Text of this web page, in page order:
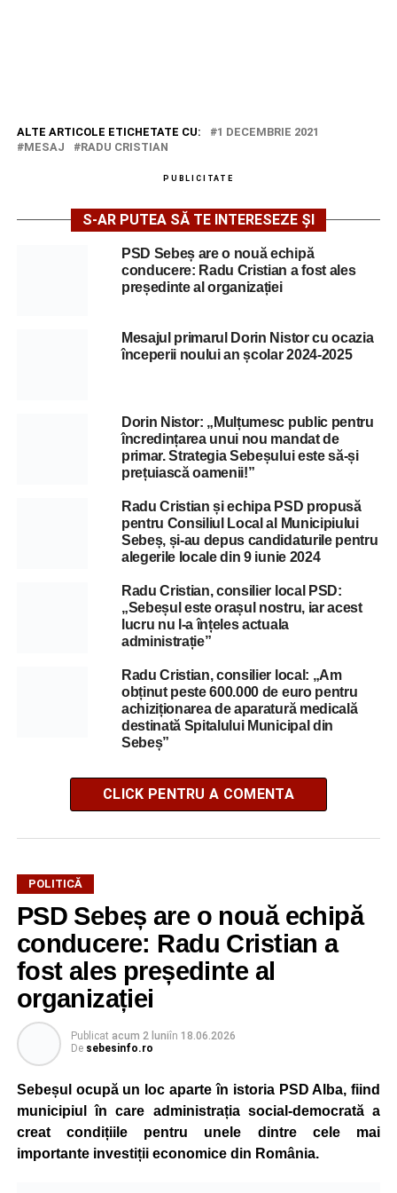
ALTE ARTICOLE ETICHETATE CU:
1 DECEMBRIE 2021
MESAJ
RADU CRISTIAN
PUBLICITATE
S-AR PUTEA SĂ TE INTERESEZE ȘI
PSD Sebeș are o nouă echipă
conducere: Radu Cristian a fost ales
președinte al organizației
Mesajul primarul Dorin Nistor cu ocazia
începerii noului an școlar 2024-2025
Dorin Nistor: „Mulțumesc public pentru
încredințarea unui nou mandat de
primar. Strategia Sebeșului este să-și
prețuiască oamenii!”
Radu Cristian și echipa PSD propusă
pentru Consiliul Local al Municipiului
Sebeș, și-au depus candidaturile pentru
alegerile locale din 9 iunie 2024
Radu Cristian, consilier local PSD:
„Sebeșul este orașul nostru, iar acest
lucru nu l-a înțeles actuala
administrație”
Radu Cristian, consilier local: „Am
obținut peste 600.000 de euro pentru
achiziționarea de aparatură medicală
destinată Spitalului Municipal din
Sebeș”
CLICK PENTRU A COMENTA
POLITICĂ
PSD Sebeș are o nouă echipă
conducere: Radu Cristian a
fost ales președinte al
organizației
Publicat acum 2 luniîn 18.06.2026
De sebesinfo.ro
Sebeșul ocupă un loc aparte în istoria PSD Alba, fiind
municipiul în care administrația social-democrată a
creat condițiile pentru unele dintre cele mai
importante investiții economice din România.